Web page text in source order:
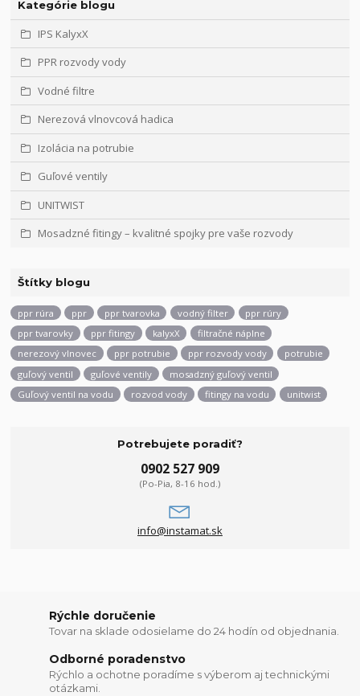
Kategórie blogu
IPS KalyxX
PPR rozvody vody
Vodné filtre
Nerezová vlnovcová hadica
Izolácia na potrubie
Guľové ventily
UNITWIST
Mosadzné fitingy – kvalitné spojky pre vaše rozvody
Štítky blogu
ppr rúra ppr ppr tvarovka vodný filter
ppr rúry
ppr tvarovky
ppr fitingy kalyxX
filtračné náplne
nerezový vlnovec
ppr potrubie ppr rozvody vody
potrubie
guľový ventil
guľové ventily
mosadzný guľový ventil
Guľový ventil na vodu
rozvod vody fitingy na vodu unitwist
Potrebujete poradiť?
0902 527 909
(Po-Pia, 8-16 hod.)
info@instamat.sk
Rýchle doručenie
Tovar na sklade odosielame do 24 hodín od objednania.
Odborné poradenstvo
Rýchlo a ochotne poradíme s výberom aj technickými
otázkami.